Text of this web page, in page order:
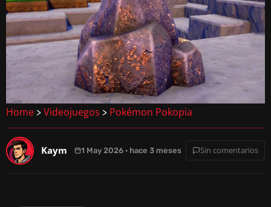
Home > Videojuegos > Pokémon Pokopia
Kaym 1 May 2026 · hace 3 meses Sin comentarios